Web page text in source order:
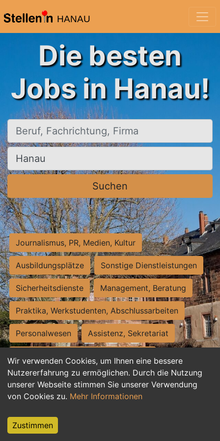
HANAU
Wir verwenden Cookies, um Ihnen eine bessere
Nutzererfahrung zu ermöglichen. Durch die Nutzung
unserer Webseite stimmen Sie unserer Verwendung
von Cookies zu. Mehr Informationen
Zustimmen
Die besten
Jobs in Hanau!
Beruf, Fachrichtung, Firma
Ort, Stadt
Suchen
Journalismus, PR, Medien, Kultur
Ausbildungsplätze Sonstige Dienstleistungen
Sicherheitsdienste Management, Beratung
Praktika, Werkstudenten, Abschlussarbeiten
Personalwesen Assistenz, Sekretariat
Hilfskräfte, Aushilfs- und Nebenjobs
Einkauf, Logistik, Materialwirtschaft
Weiterbildung, Studium, duale Ausbildung
Tourismus